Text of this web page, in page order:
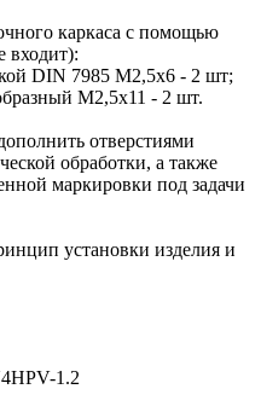
каркаса с помощью
входит):
DIN 7985 M2,5x6 - 2 шт;
М2,5х11 - 2 шт.
отверстиями
обработки, а также
маркировки под задачи
установки изделия и
1.2